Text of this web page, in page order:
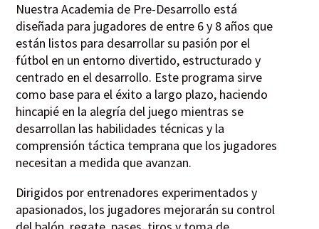
Nuestra Academia de Pre-Desarrollo está
diseñada para jugadores de entre 6 y 8 años que
están listos para desarrollar su pasión por el
fútbol en un entorno divertido, estructurado y
centrado en el desarrollo. Este programa sirve
como base para el éxito a largo plazo, haciendo
hincapié en la alegría del juego mientras se
desarrollan las habilidades técnicas y la
comprensión táctica temprana que los jugadores
necesitan a medida que avanzan.
Dirigidos por entrenadores experimentados y
apasionados, los jugadores mejorarán su control